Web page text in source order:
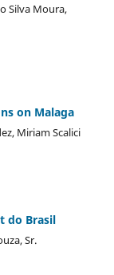
Silva Moura,
on Malaga
Miriam Scalici
do Brasil
Sr.